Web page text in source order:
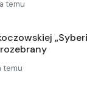
temu
temu